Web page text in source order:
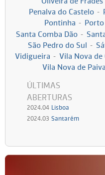
Penalva do Castelo -
Pontinha - Porto
Santa Comba Dão -
São Pedro do Sul
-
Vidigueira - Vila Nova de
Vila Nova de Paiva
ÚLTIMAS
ABERTURAS
2024.04 Lisboa
2024.03Santarém
Polaroid
Ray-ban
Vogue
Vogue Eyewear
Ray-Ban
Ray Ban Junior